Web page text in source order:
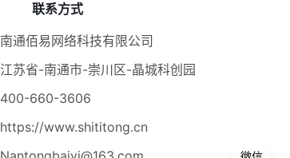
联系方式
南通佰易网络科技有限公司
江苏省-南通市-崇川区-晶城科创园
400-660-3606
https://www.shititong.cn